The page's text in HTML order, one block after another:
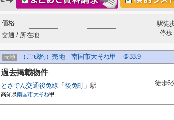
価格
交通 / 所在地
駅徒
停歩
売地 （ご成約）売地 南国市大そね甲 ＠33.9
過去掲載物件
とさでん交通後免線 「後免町」駅
高知県南国市大そね甲
徒歩6